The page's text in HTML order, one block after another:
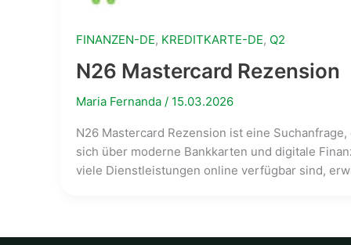
FINANZEN-DE, KREDITKARTE-DE, Q2
N26 Mastercard Rezension
Maria Fernanda / 15.03.2026
N26 Mastercard Rezension ist eine
sich über moderne Bankkarten und digitale
viele Dienstleistungen online verfügbar sind,